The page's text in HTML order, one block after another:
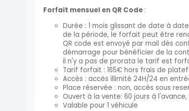
Forfait mensuel en QR Code :
Durée : 1 mois glissant de date à
de la période, le forfait peut être
QR code est envoyé par mail dès
démarrage pour bénéficier de la
il n'y a pas de prorata le tarif est
Tarif forfait : 165€ hors frais de
Accès : accès illimité 24H/24 en
Place réservée : non, accès sous
Ouvert à la vente: 60 jours à
Valable pour 1 véhicule